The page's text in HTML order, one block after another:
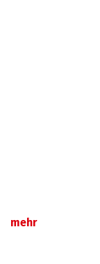
mehr